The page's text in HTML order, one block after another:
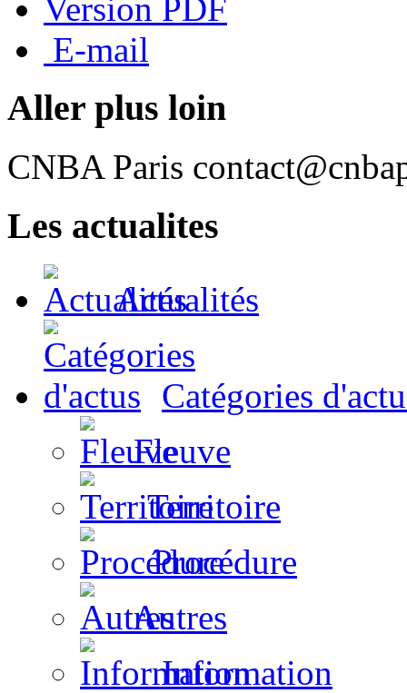
Version PDF
E-mail
Aller plus loin
CNBA Paris
Les actualites
Actualités
Catégories
Fleuve
Territoire
Procédure
Autres
Information